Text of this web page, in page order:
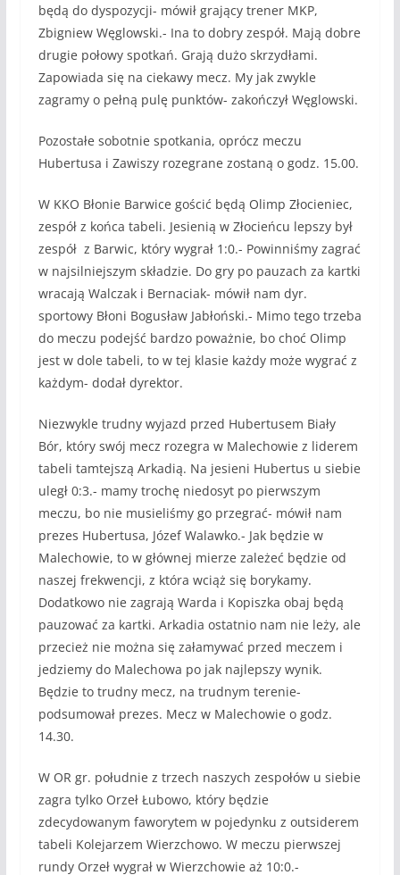
będą do dyspozycji- mówił grający trener MKP,
Zbigniew Węglowski.- Ina to dobry zespół. Mają dobre
drugie połowy spotkań. Grają dużo skrzydłami.
Zapowiada się na ciekawy mecz. My jak zwykle
zagramy o pełną pulę punktów- zakończył Węglowski.
Pozostałe sobotnie spotkania, oprócz meczu
Hubertusa i Zawiszy rozegrane zostaną o godz. 15.00.
W KKO Błonie Barwice gościć będą Olimp Złocieniec,
zespół z końca tabeli. Jesienią w Złocieńcu lepszy był
zespół z Barwic, który wygrał 1:0.- Powinniśmy zagrać
w najsilniejszym składzie. Do gry po pauzach za kartki
wracają Walczak i Bernaciak- mówił nam dyr.
sportowy Błoni Bogusław Jabłoński.- Mimo tego trzeba
do meczu podejść bardzo poważnie, bo choć Olimp
jest w dole tabeli, to w tej klasie każdy może wygrać z
każdym- dodał dyrektor.
Niezwykle trudny wyjazd przed Hubertusem Biały
Bór, który swój mecz rozegra w Malechowie z liderem
tabeli tamtejszą Arkadią. Na jesieni Hubertus u siebie
uległ 0:3.- mamy trochę niedosyt po pierwszym
meczu, bo nie musieliśmy go przegrać- mówił nam
prezes Hubertusa, Józef Walawko.- Jak będzie w
Malechowie, to w głównej mierze zależeć będzie od
naszej frekwencji, z która wciąż się borykamy.
Dodatkowo nie zagrają Warda i Kopiszka obaj będą
pauzować za kartki. Arkadia ostatnio nam nie leży, ale
przecież nie można się załamywać przed meczem i
jedziemy do Malechowa po jak najlepszy wynik.
Będzie to trudny mecz, na trudnym terenie-
podsumował prezes. Mecz w Malechowie o godz.
14.30.
W OR gr. południe z trzech naszych zespołów u siebie
zagra tylko Orzeł Łubowo, który będzie
zdecydowanym faworytem w pojedynku z outsiderem
tabeli Kolejarzem Wierzchowo. W meczu pierwszej
rundy Orzeł wygrał w Wierzchowie aż 10:0.-